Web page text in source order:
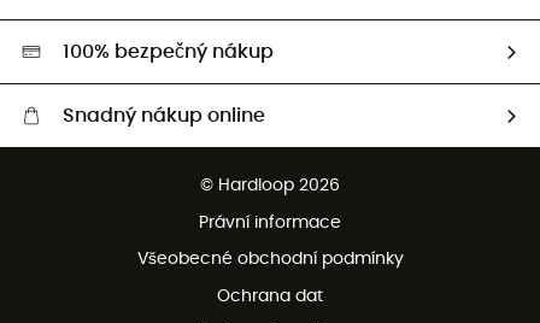
HardGreen
100% bezpečný nákup
Snadný nákup online
Bezplatná zákaznická služba
© Hardloop 2026
Právní informace
Všeobecné obchodní podmínky
Ochrana dat